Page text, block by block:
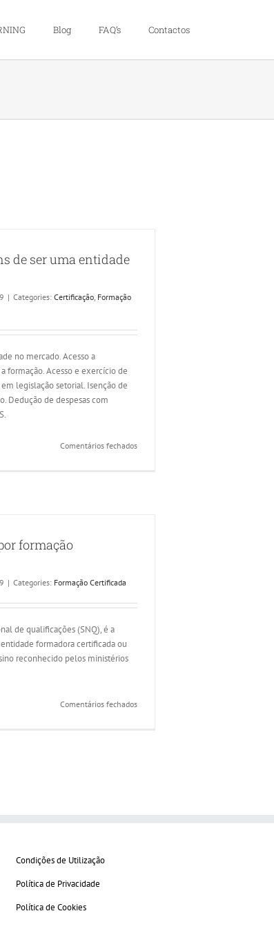
Blog FAQ’s Contactos
de ser uma entidade
| Categories: Certificação, Formação
no mercado. Acesso a
formação. Acesso e exercício de
legislação setorial. Isenção de
Dedução de despesas com
Comentários fechadosem
formação
| Categories: Formação Certificada
de qualificações (SNQ), é a
formadora certificada ou
reconhecido pelos ministérios
Comentários fechadosem
Condições de Utilização
Política de Privacidade
Política de Cookies